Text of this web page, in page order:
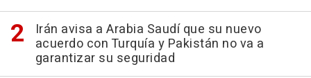
Irán avisa a Arabia Saudí que su nuevo
acuerdo con Turquía y Pakistán no va a
garantizar su seguridad